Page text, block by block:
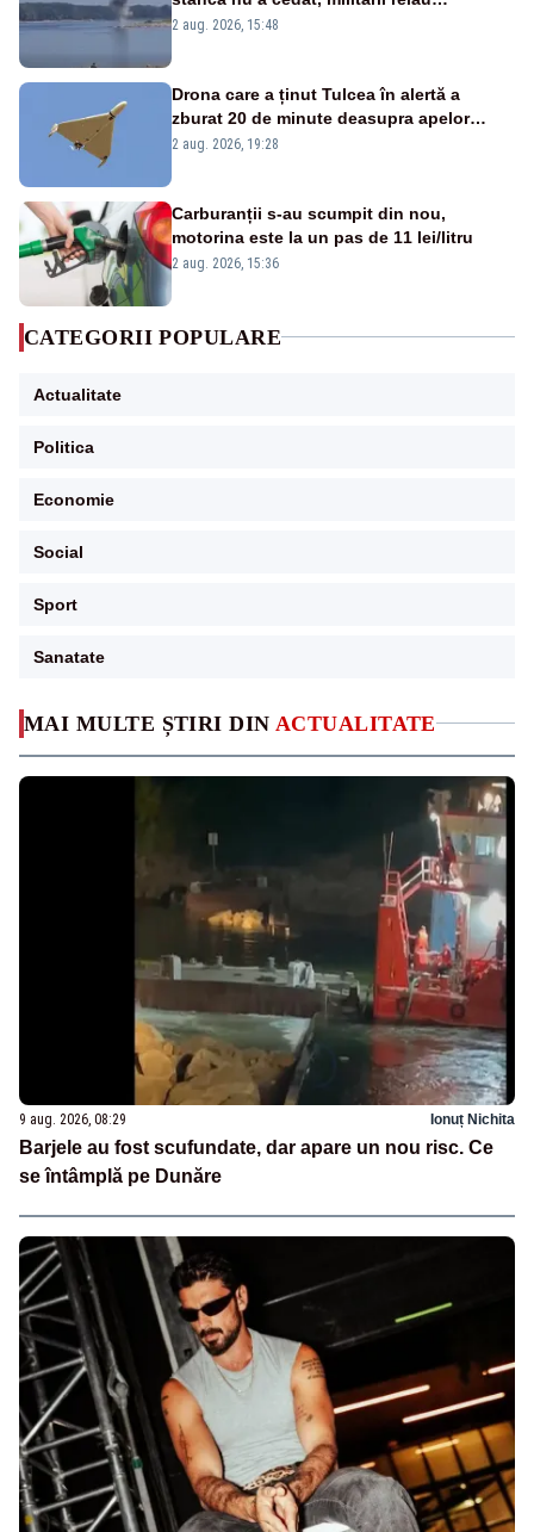
MAI MULTE ȘTIRI DIN ACTUALITATE
9 aug. 2026, 08:29 Ionuț Nichita
Barjele au fost scufundate, dar apare un nou risc. Ce
se întâmplă pe Dunăre
detonările luni – VIDEO
2 aug. 2026, 15:48
Drona care a ținut Tulcea în alertă a
zburat 20 de minute deasupra apelor
României. Au fost ridicate două F-16
2 aug. 2026, 19:28
Carburanții s-au scumpit din nou,
motorina este la un pas de 11 lei/litru
2 aug. 2026, 15:36
CATEGORII POPULARE
Actualitate
Politica
Economie
Social
Sport
Sanatate